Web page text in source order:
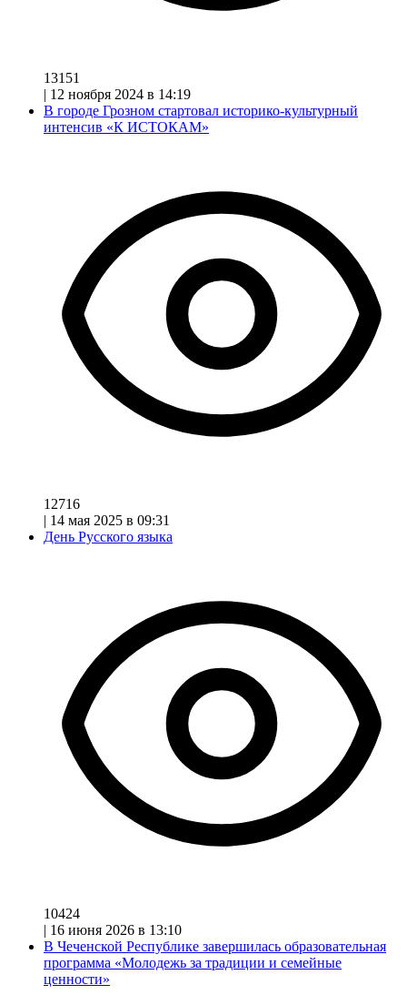
13151
12 ноября 2024 в 14:19
В городе Грозном стартовал историко-культурный
интенсив «К ИСТОКАМ»
12716
14 мая 2025 в 09:31
День Русского языка
10424
16 июня 2026 в 13:10
В Чеченской Республике завершилась образовательная
программа «Молодежь за традиции и семейные
ценности»